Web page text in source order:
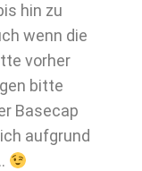
hin zu
wenn die
vorher
bitte
Basecap
aufgrund